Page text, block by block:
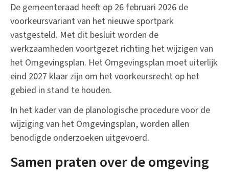
De gemeenteraad heeft op 26 februari 2026 de
voorkeursvariant van het nieuwe sportpark
vastgesteld. Met dit besluit worden de
werkzaamheden voortgezet richting het wijzigen van
het Omgevingsplan. Het Omgevingsplan moet uiterlijk
eind 2027 klaar zijn om het voorkeursrecht op het
gebied in stand te houden.
In het kader van de planologische procedure voor de
wijziging van het Omgevingsplan, worden allen
benodigde onderzoeken uitgevoerd.
Samen praten over de omgeving